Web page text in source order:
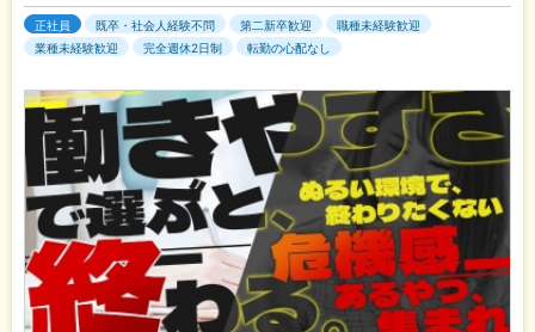
正社員 既卒・社会人経験不問 第二新卒歓迎
職種未経験歓迎
業種未経験歓迎
完全週休2日制 転勤の心配なし